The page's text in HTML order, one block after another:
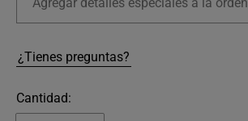
¿Tienes preguntas?
Cantidad: